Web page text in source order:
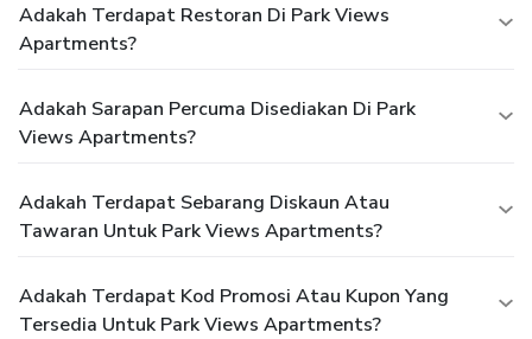
Adakah Terdapat Restoran Di Park Views
Apartments?
Adakah Sarapan Percuma Disediakan Di Park
Views Apartments?
Adakah Terdapat Sebarang Diskaun Atau
Tawaran Untuk Park Views Apartments?
Adakah Terdapat Kod Promosi Atau Kupon Yang
Tersedia Untuk Park Views Apartments?